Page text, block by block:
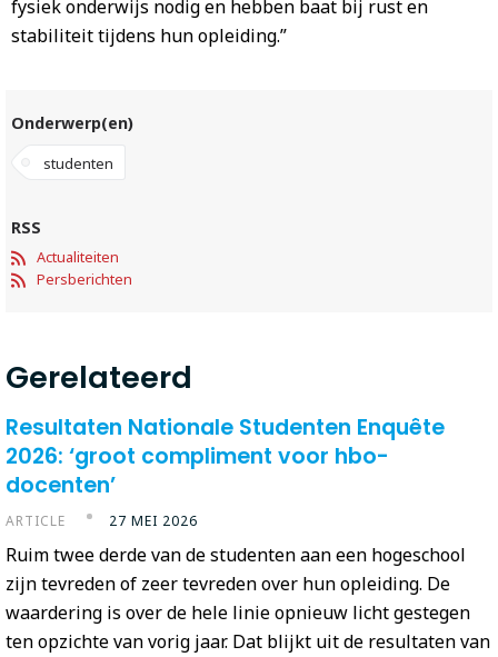
fysiek onderwijs nodig en hebben baat bij rust en
stabiliteit tijdens hun opleiding.”
Onderwerp(en)
studenten
RSS
Actualiteiten
Persberichten
Gerelateerd
Resultaten Nationale Studenten Enquête
2026: ‘groot compliment voor hbo-
docenten’
ARTICLE 27 MEI 2026
Ruim twee derde van de studenten aan een hogeschool
zijn tevreden of zeer tevreden over hun opleiding. De
waardering is over de hele linie opnieuw licht gestegen
ten opzichte van vorig jaar. Dat blijkt uit de resultaten van